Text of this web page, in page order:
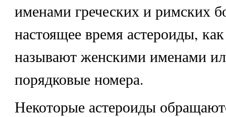
именами греческих и римских
настоящее время астероиды,
называют женскими именами
порядковые номера.
Некоторые астероиды